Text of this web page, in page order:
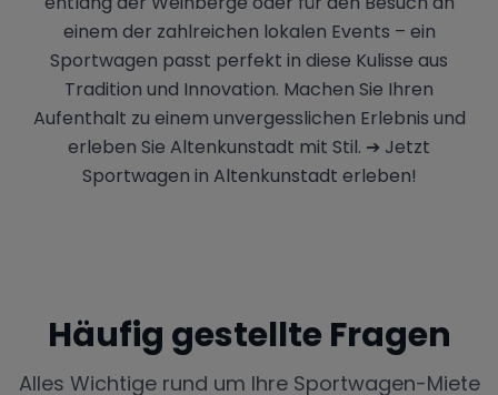
einem der zahlreichen lokalen Events – ein
Sportwagen passt perfekt in diese Kulisse aus
Tradition und Innovation. Machen Sie Ihren
Aufenthalt zu einem unvergesslichen Erlebnis und
erleben Sie Altenkunstadt mit Stil. ➔ Jetzt
Sportwagen in Altenkunstadt erleben!
Häufig gestellte Fragen
Alles Wichtige rund um Ihre Sportwagen-Miete